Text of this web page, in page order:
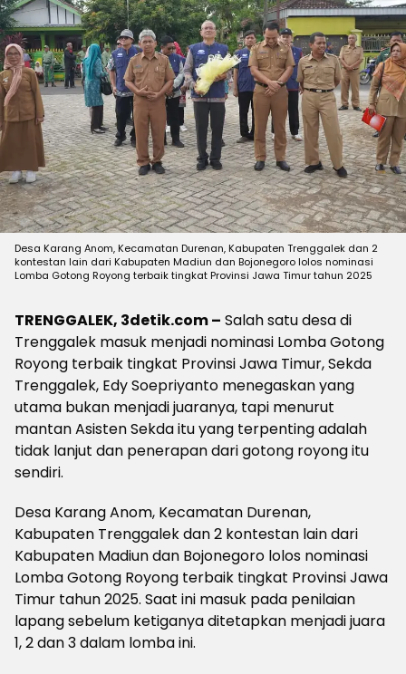
Desa Karang Anom, Kecamatan Durenan, Kabupaten Trenggalek dan 2
kontestan lain dari Kabupaten Madiun dan Bojonegoro lolos nominasi
Lomba Gotong Royong terbaik tingkat Provinsi Jawa Timur tahun 2025
TRENGGALEK, 3detik.com – Salah satu desa di
Trenggalek masuk menjadi nominasi Lomba Gotong
Royong terbaik tingkat Provinsi Jawa Timur, Sekda
Trenggalek, Edy Soepriyanto menegaskan yang
utama bukan menjadi juaranya, tapi menurut
mantan Asisten Sekda itu yang terpenting adalah
tidak lanjut dan penerapan dari gotong royong itu
sendiri.
Desa Karang Anom, Kecamatan Durenan,
Kabupaten Trenggalek dan 2 kontestan lain dari
Kabupaten Madiun dan Bojonegoro lolos nominasi
Lomba Gotong Royong terbaik tingkat Provinsi Jawa
Timur tahun 2025. Saat ini masuk pada penilaian
lapang sebelum ketiganya ditetapkan menjadi juara
1, 2 dan 3 dalam lomba ini.